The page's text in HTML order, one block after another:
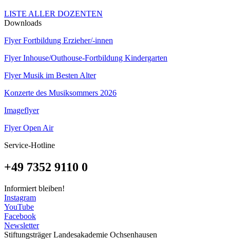
LISTE ALLER DOZENTEN
Downloads
Flyer Fortbildung Erzieher/-innen
Flyer Inhouse/Outhouse-Fortbildung Kindergarten
Flyer Musik im Besten Alter
Konzerte des Musiksommers 2026
Imageflyer
Flyer Open Air
Service-Hotline
+49 7352 9110 0
Informiert bleiben!
Instagram
YouTube
Facebook
Newsletter
Stiftungsträger Landesakademie Ochsenhausen